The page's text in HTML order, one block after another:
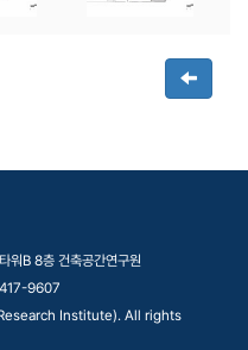
워B 8층 건축공간연구원
9607
Institute). All rights